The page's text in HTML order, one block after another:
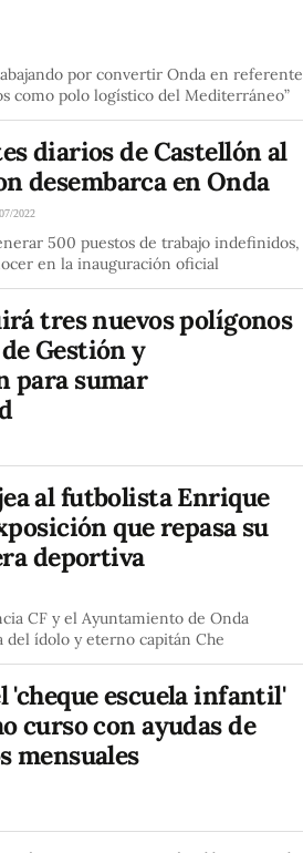
por convertir Onda en referente
como polo logístico del Mediterráneo”
diarios de Castellón al
desembarca en Onda
2022
500 puestos de trabajo indefinidos,
en la inauguración oficial
tres nuevos polígonos
Gestión y
para sumar
al futbolista Enrique
que repasa su
deportiva
CF y el Ayuntamiento de Onda
del ídolo y eterno capitán Che
'cheque escuela infantil'
curso con ayudas de
mensuales